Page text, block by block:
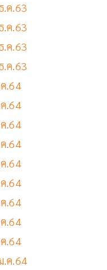
.ค.63
.ค.63
.ค.63
.ค.63
.64
.64
.64
.64
.64
.64
.64
.64
.64
.ค.64